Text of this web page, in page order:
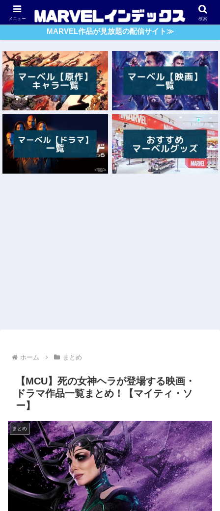
アベンジャーズ スパイダーマン ガーディアンズ・O・G
MARVEL作品が見放題の配信サイト≫
ホーム まとめ
【MCU】死の女神ヘラが登場する映画・
ドラマ作品一覧まとめ！【マイティ・ソ
ー】
まとめ
メニュー 検索